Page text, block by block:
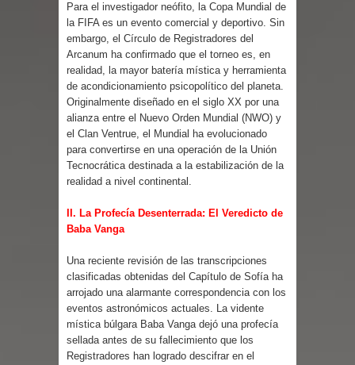
Para el investigador neófito, la Copa Mundial de
la FIFA es un evento comercial y deportivo. Sin
embargo, el Círculo de Registradores del
Arcanum ha confirmado que el torneo es, en
realidad, la mayor batería mística y herramienta
de acondicionamiento psicopolítico del planeta.
Originalmente diseñado en el siglo XX por una
alianza entre el Nuevo Orden Mundial (NWO) y
el Clan Ventrue, el Mundial ha evolucionado
para convertirse en una operación de la Unión
Tecnocrática destinada a la estabilización de la
realidad a nivel continental.
II. La Profecía Desenterrada: El Veredicto de
Baba Vanga
Una reciente revisión de las transcripciones
clasificadas obtenidas del Capítulo de Sofía ha
arrojado una alarmante correspondencia con los
eventos astronómicos actuales. La vidente
mística búlgara Baba Vanga dejó una profecía
sellada antes de su fallecimiento que los
Registradores han logrado descifrar en el